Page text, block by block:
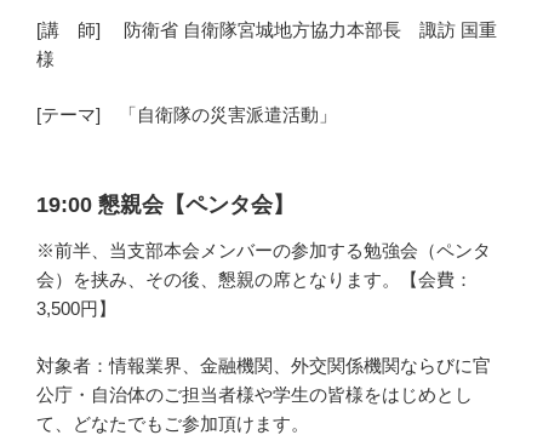
[講 師] 防衛省 自衛隊宮城地方協力本部長 諏訪 国重
様
[テーマ] 「自衛隊の災害派遣活動 」
19:00 懇親会【ペンタ会】
※前半、当支部本会メンバーの参加する勉強会（ペンタ
会）を挟み、その後、懇親の席となります。【会費：
3,500円】
対象者：情報業界、金融機関、外交関係機関ならびに官
公庁・自治体のご担当者様や学生の皆様をはじめとし
て、どなたでもご参加頂けます。